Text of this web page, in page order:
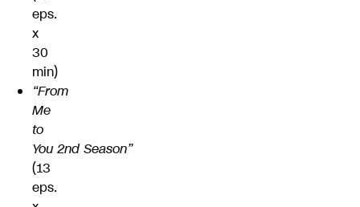
eps.
x
30
min)
“From
Me
to
You 2nd Season”
(13
eps.